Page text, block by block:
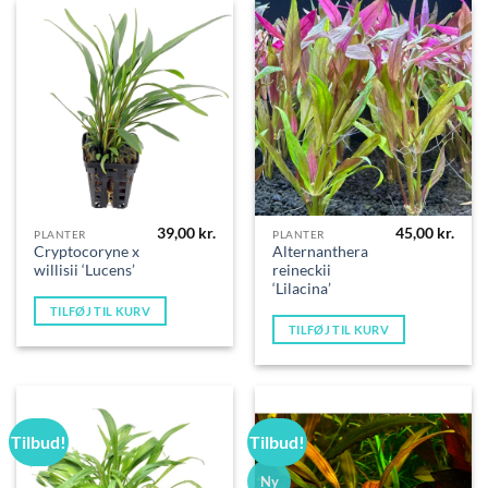
PLANTER
Cryptocoryne x
willisii ‘Lucens’
39,00 kr.
TILFØJ TIL KURV
PLANTER
Alternanthera
reineckii
‘Lilacina’
45,00 kr.
TILFØJ TIL KURV
Tilbud! Tilbud!
Ny